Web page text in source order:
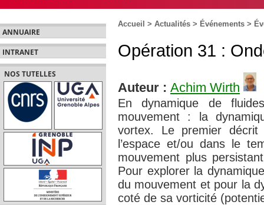
ANNUAIRE
INTRANET
NOS TUTELLES
Accueil > Actualités > Événements >
Opération 31 :
Auteur : Achim Wirth
En dynamique de
mouvement : la
vortex. Le premier décrit
l’espace et/ou dans le
mouvement plus
Pour explorer la
du mouvement et pour la
coté de sa vorticité